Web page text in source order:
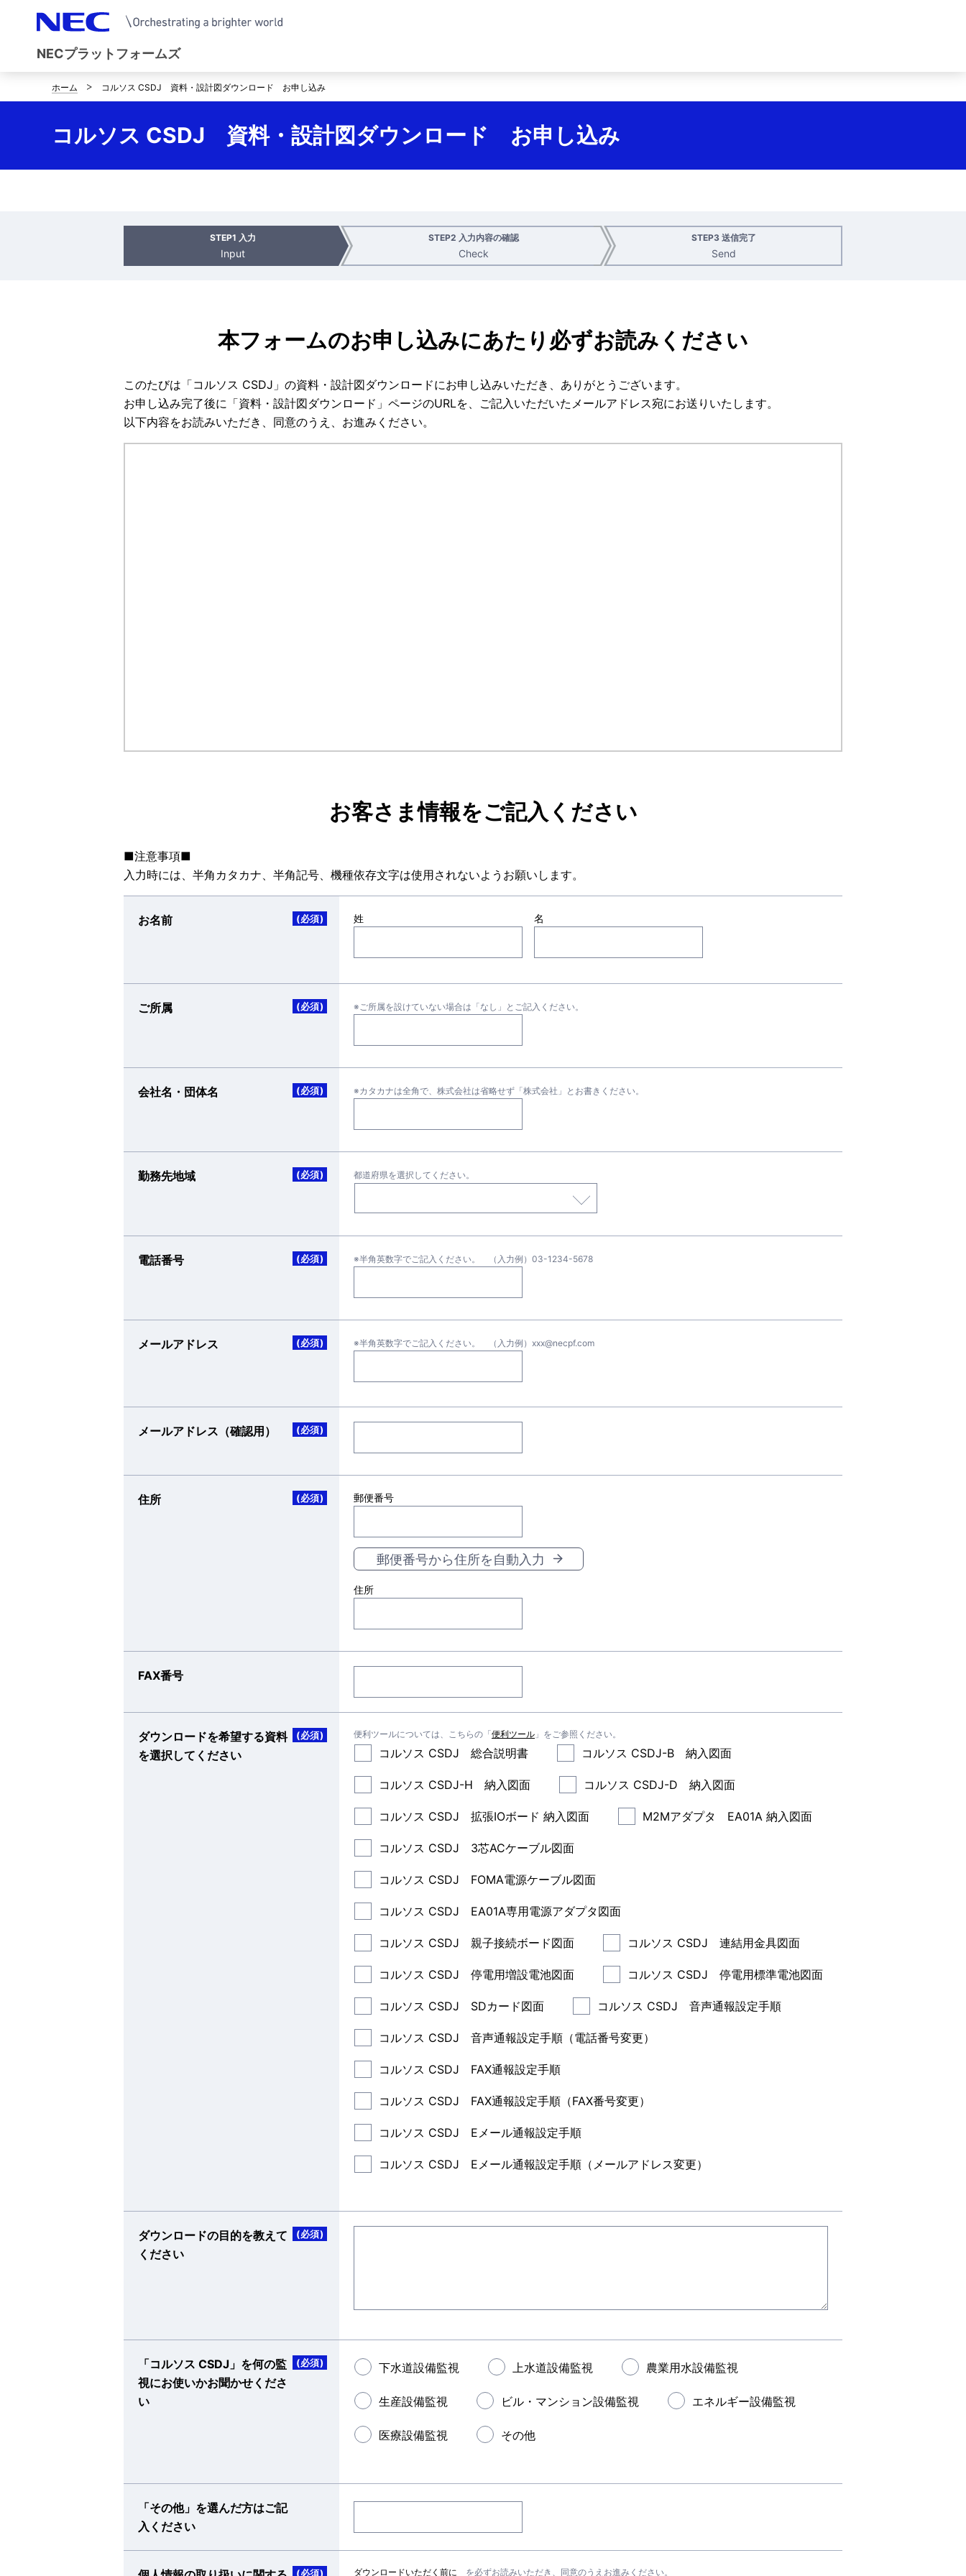
NECプラットフォームズ
サ
ト
ホーム コルソス CSDJ 資料・設計図ダウンロード お申し込み
コルソス CSDJ 資料・設計図ダウンロード お申し込み
STEP1 入力
Input
STEP2 入力内容の確認
Check
STEP3 送信完了
Send
本フォームのお申し込みにあたり必ずお読みください
このたびは「コルソス CSDJ」の資料・設計図ダウンロードにお申し込みいただき、ありがとうございます。
お申し込み完了後に「資料・設計図ダウンロード」ページのURLを、ご記入いただいたメールアドレス宛にお送りいたします。
以下内容をお読みいただき、同意のうえ、お進みください。
お客さま情報をご記入ください
■注意事項■
入力時には、半角カタカナ、半角記号、機種依存文字は使用されないようお願いします。
お名前 (必須) 姓 名
ご所属 (必須) ※ご所属を設けていない場合は「なし」とご記入ください。
会社名・団体名 (必須) ※カタカナは全角で、株式会社は省略せず「株式会社」とお書きください。
勤務先地域 (必須) 都道府県を選択してください。
電話番号 (必須) ※半角英数字でご記入ください。 （入力例）03-1234-5678
メールアドレス (必須) ※半角英数字でご記入ください。 （入力例）xxx@necpf.com
メールアドレス（確認用） (必須)
住所 (必須) 郵便番号
郵便番号から住所を自動入力
住所
FAX番号
ダウンロードを希望する資料
を選択してください
(必須) 便利ツールについては、こちらの「便利ツール 」をご参照ください。
コルソス CSDJ 総合説明書 コルソス CSDJ-B 納入図面
コルソス CSDJ-H 納入図面 コルソス CSDJ-D 納入図面
コルソス CSDJ 拡張IOボード 納入図面 M2Mアダプタ EA01A 納入図面
コルソス CSDJ 3芯ACケーブル図面
コルソス CSDJ FOMA電源ケーブル図面
コルソス CSDJ EA01A専用電源アダプタ図面
コルソス CSDJ 親子接続ボード図面 コルソス CSDJ 連結用金具図面
コルソス CSDJ 停電用増設電池図面 コルソス CSDJ 停電用標準電池図面
コルソス CSDJ SDカード図面 コルソス CSDJ 音声通報設定手順
コルソス CSDJ 音声通報設定手順（電話番号変更）
コルソス CSDJ FAX通報設定手順
コルソス CSDJ FAX通報設定手順（FAX番号変更）
コルソス CSDJ Eメール通報設定手順
コルソス CSDJ Eメール通報設定手順（メールアドレス変更）
ダウンロードの目的を教えて
ください
(必須)
「コルソス CSDJ」を何の監
視にお使いかお聞かせくださ
い
(必須) 下水道設備監視 上水道設備監視 農業用水設備監視
生産設備監視 ビル・マンション設備監視 エネルギー設備監視
医療設備監視 その他
「その他」を選んだ方はご記
入ください
(必須) ダウンロードいただく前に を必ずお読みいただき、同意のうえお進みください。